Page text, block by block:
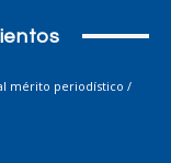
mérito periodístico /